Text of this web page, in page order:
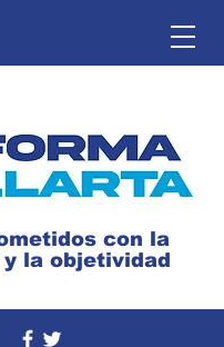
con la
la objetividad